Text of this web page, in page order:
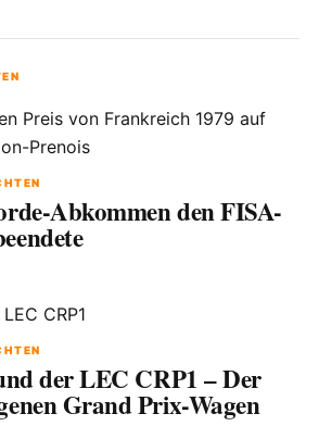
Abkommen den FISA-
der LEC CRP1 – Der
Grand Prix-Wagen